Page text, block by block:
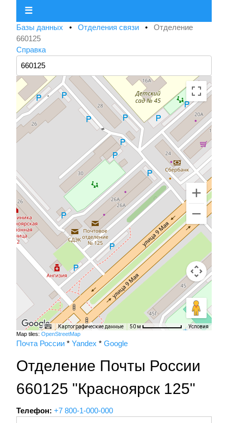
☰
Базы данных • Отделения связи • Отделение
660125
Справка
Картографические данные 50 м Условия
Map tiles: OpenStreetMap
Почта России * Yandex * Google
Отделение Почты России
660125 "Красноярск 125"
Телефон: +7 800-1-000-000